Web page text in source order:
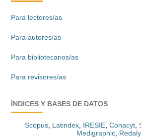
Para lectores/as
Para autores/as
Para bibliotecarios/as
Para revisores/as
ÍNDICES Y BASES DE DATOS
Scopus, Latindex, IRESIE, Conacyt,
Medigraphic,